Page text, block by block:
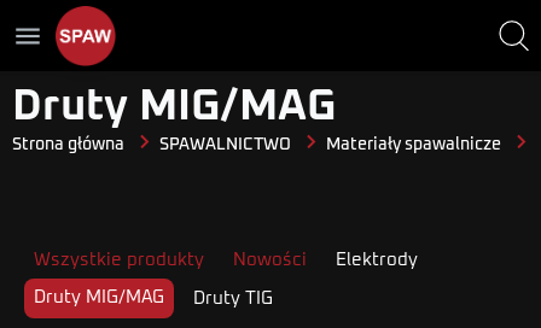
menu
Druty MIG/MAG
Strona główna SPAWALNICTWO Materiały spawalnicze
Wszystkie produkty Nowości Elektrody
Druty MIG/MAG Druty TIG